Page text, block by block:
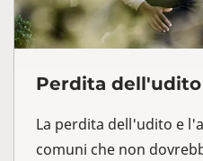
Perdita
La perdita dell'udito e
comuni che non